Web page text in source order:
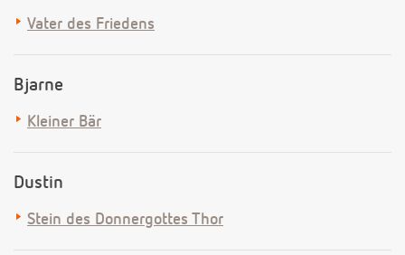
Vater des Friedens
Bjarne
Kleiner Bär
Dustin
Stein des Donnergottes Thor